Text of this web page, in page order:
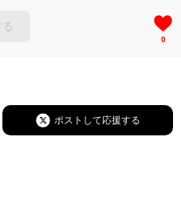
は
ケル
0
ポストして応援する